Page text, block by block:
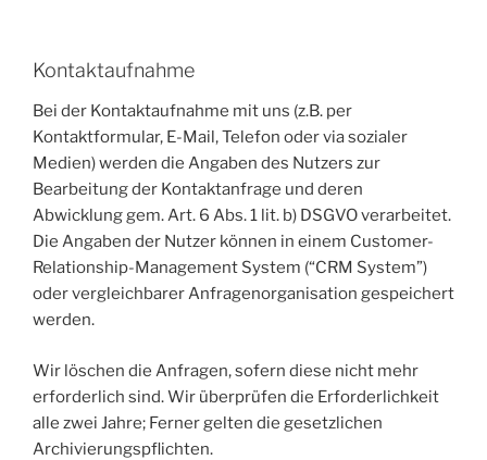
Kontaktaufnahme
Bei der Kontaktaufnahme mit uns (z.B. per
Kontaktformular, E-Mail, Telefon oder via sozialer
Medien) werden die Angaben des Nutzers zur
Bearbeitung der Kontaktanfrage und deren
Abwicklung gem. Art. 6 Abs. 1 lit. b) DSGVO verarbeitet.
Die Angaben der Nutzer können in einem Customer-
Relationship-Management System (“CRM System”)
oder vergleichbarer Anfragenorganisation gespeichert
werden.
Wir löschen die Anfragen, sofern diese nicht mehr
erforderlich sind. Wir überprüfen die Erforderlichkeit
alle zwei Jahre; Ferner gelten die gesetzlichen
Archivierungspflichten.